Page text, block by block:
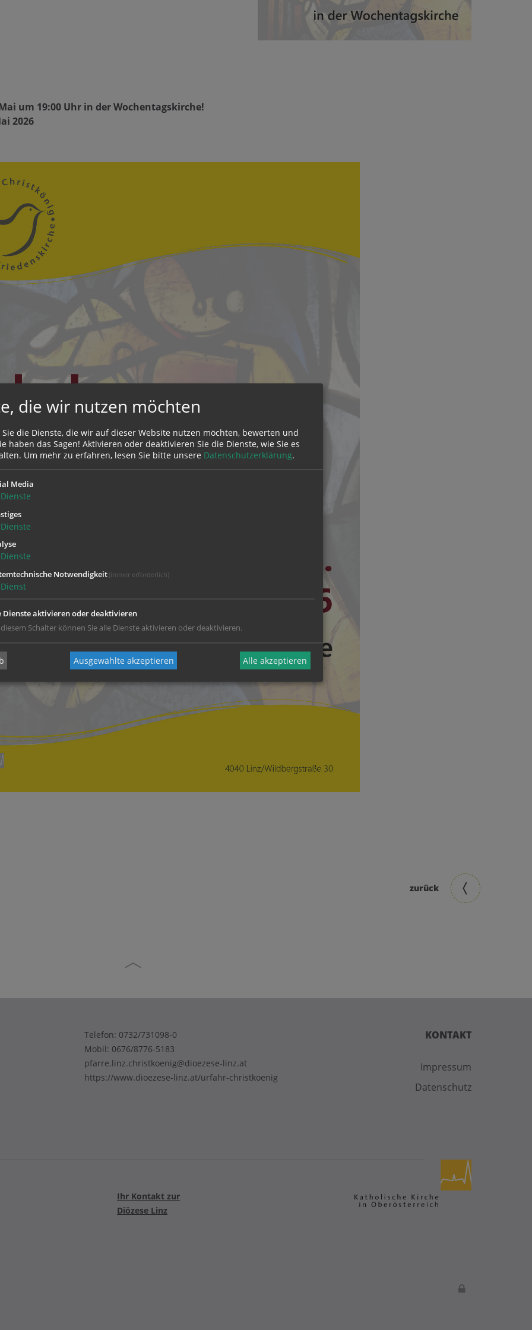
um 19:00 Uhr in der Wochentagskirche!
2026
zurück
KONTAKT
Impressum
Datenschutz
Telefon: 0732/731098-0
Mobil: 0676/8776-5183
pfarre.linz.christkoenig@dioezese-linz.at
https://www.dioezese-linz.at/urfahr-christkoenig
Ihr Kontakt zur
Diözese Linz
die wir nutzen möchten
Sie die Dienste, die wir auf dieser Website nutzen möchten, bewerten und
haben das Sagen! Aktivieren oder deaktivieren Sie die Dienste, wie Sie es
Um mehr zu erfahren, lesen Sie bitte unsere Datenschutzerklärung.
Media
Dienste
Dienste
Dienste
Notwendigkeit (immer erforderlich)
Dienst
Dienste aktivieren oder deaktivieren
Schalter können Sie alle Dienste aktivieren oder deaktivieren.
Ausgewählte akzeptieren Alle akzeptieren